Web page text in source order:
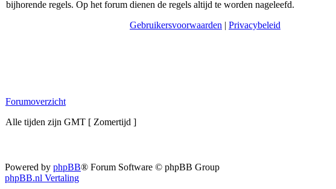
bijhorende regels. Op het forum dienen de regels altijd te worden nageleefd.
Gebruikersvoorwaarden | Privacybeleid
Forumoverzicht
Alle tijden zijn GMT [ Zomertijd ]
Powered by phpBB® Forum Software © phpBB Group
phpBB.nl Vertaling